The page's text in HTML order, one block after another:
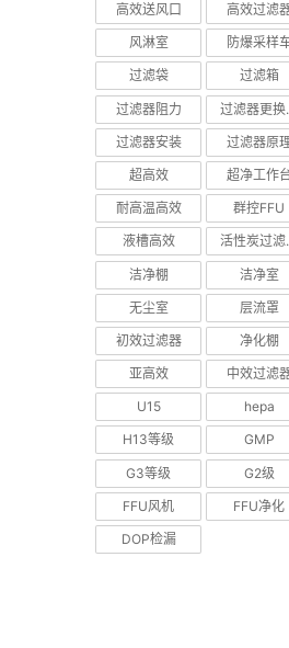
高效送风口 高效过滤
风淋室 防爆采样
过滤袋 过滤箱
过滤器阻力 过
过滤器安装 过滤器原
超高效 超净工作
耐高温高效 群控FFU
液槽高效 活
洁净棚 洁净室
无尘室 层流罩
初效过滤器 净化棚
亚高效 中效过滤
U15 hepa
H13等级 GMP
G3等级 G2级
FFU风机 FFU净化
DOP检漏